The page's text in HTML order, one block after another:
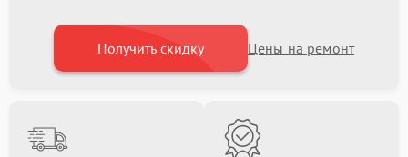
Получить скидку Цены на ремонт